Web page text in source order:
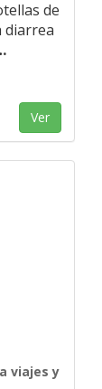
de
diarrea
Ver
viajes y